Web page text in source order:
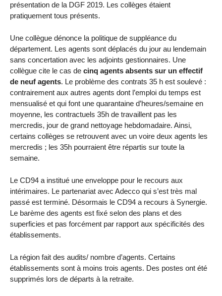
présentation de la DGF 2019. Les collèges étaient
pratiquement tous présents.
Une collègue dénonce la politique de suppléance du
département. Les agents sont déplacés du jour au lendemain
sans concertation avec les adjoints gestionnaires. Une
collègue cite le cas de cinq agents absents sur un effectif
de neuf agents. Le problème des contrats 35 h est soulevé :
contrairement aux autres agents dont l’emploi du temps est
mensualisé et qui font une quarantaine d’heures/semaine en
moyenne, les contractuels 35h de travaillent pas les
mercredis, jour de grand nettoyage hebdomadaire. Ainsi,
certains collèges se retrouvent avec un voire deux agents les
mercredis ; les 35h pourraient être répartis sur toute la
semaine.
Le CD94 a institué une enveloppe pour le recours aux
intérimaires. Le partenariat avec Adecco qui s’est très mal
passé est terminé. Désormais le CD94 a recours à Synergie.
Le barème des agents est fixé selon des plans et des
superficies et pas forcément par rapport aux spécificités des
établissements.
La région fait des audits/ nombre d’agents. Certains
établissements sont à moins trois agents. Des postes ont été
supprimés lors de départs à la retraite.